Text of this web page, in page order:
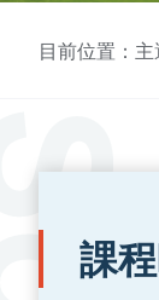
目前位置：
:::
課